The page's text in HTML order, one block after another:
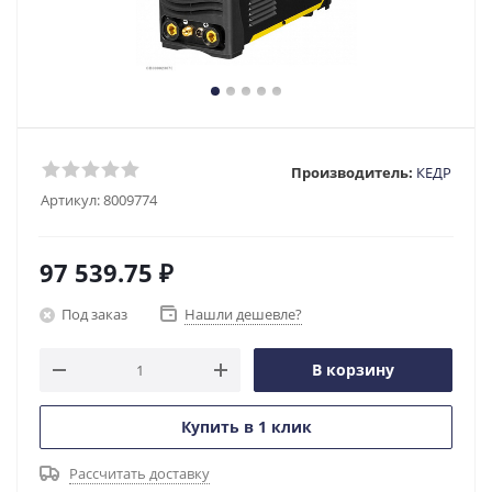
Артикул:8009774
Производитель: КЕДР
97 539.75 ₽
Под заказ Нашли дешевле?
В корзину
Купить в 1 клик
Рассчитать доставку